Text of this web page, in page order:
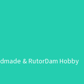
& RutorDam Hobby